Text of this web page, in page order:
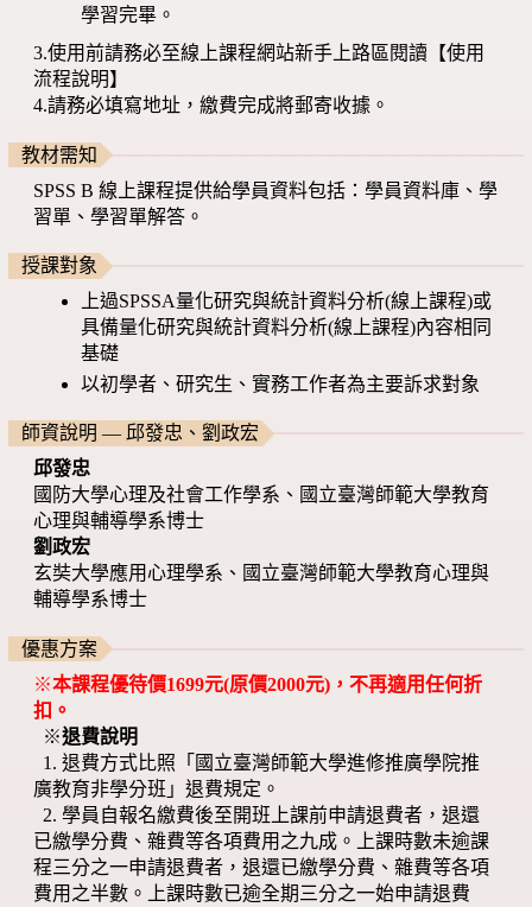
學習完畢。
3.使用前請務必至線上課程網站新手上路區閱讀【使用
流程說明】
4.請務必填寫地址，繳費完成將郵寄收據。
教材需知
SPSS B 線上課程提供給學員資料包括：學員資料庫、學
習單、學習單解答。
授課對象
上過SPSSA量化研究與統計資料分析(線上課程)或
具備量化研究與統計資料分析(線上課程)內容相同
基礎
以初學者、研究生、實務工作者為主要訴求對象
師資說明 — 邱發忠、劉政宏
邱發忠
國防大學心理及社會工作學系、國立臺灣師範大學教育
心理與輔導學系博士
劉政宏
玄奘大學應用心理學系、國立臺灣師範大學教育心理與
輔導學系博士
優惠方案
※本課程優待價1699元(原價2000元)，不再適用任何折
扣。
※退費說明
1. 退費方式比照「國立臺灣師範大學進修推廣學院推
廣教育非學分班」退費規定。
2. 學員自報名繳費後至開班上課前申請退費者，退還
已繳學分費、雜費等各項費用之九成。上課時數未逾課
程三分之一申請退費者，退還已繳學分費、雜費等各項
費用之半數。上課時數已逾全期三分之一始申請退費